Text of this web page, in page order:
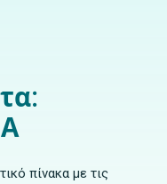
πίνακα με τις